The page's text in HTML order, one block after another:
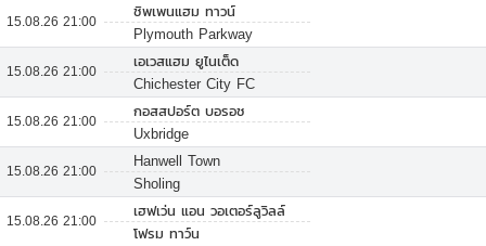
15.08.26 21:00
ชิพเพนแฮม ทาวน์
Plymouth Parkway
15.08.26 21:00
เอเวสแฮม ยูไนเต็ด
Chichester City FC
15.08.26 21:00
กอสสปอร์ต บอรอช
Uxbridge
15.08.26 21:00
Hanwell Town
Sholing
15.08.26 21:00
เฮฟเว่น แอน วอเตอร์ลูวิลล์
โฟรม ทาว์น